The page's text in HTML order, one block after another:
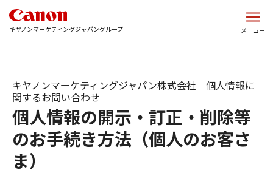
キヤノンマーケティングジャパングループ メニュー
個人情報の開示・訂正・削除等
のお手続き方法（個人のお客さ
ま）
キヤノンマーケティングジャパン株式会社 個人情報に
関するお問い合わせ